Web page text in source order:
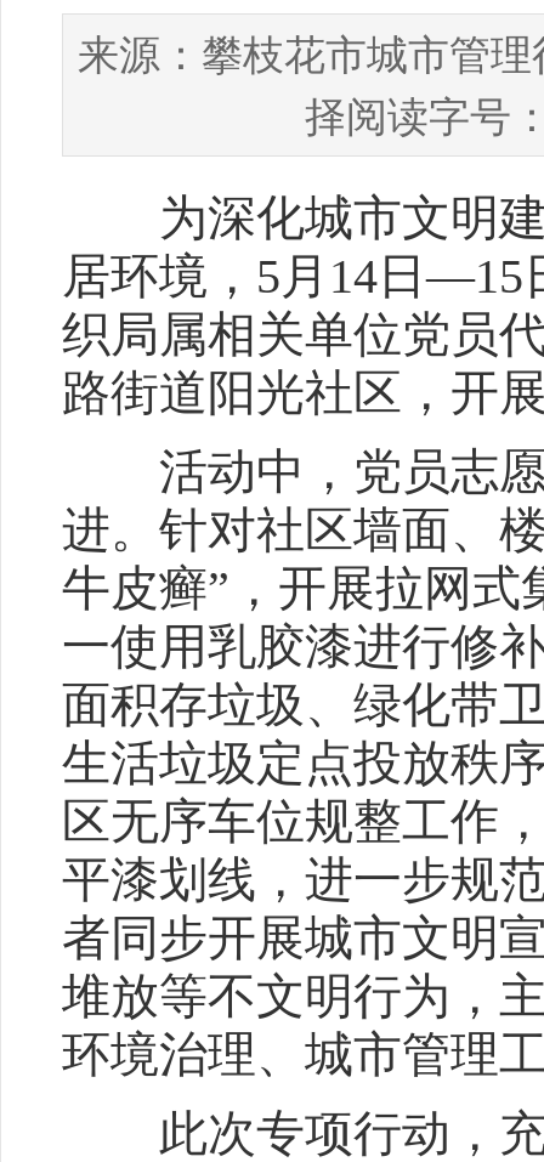
来源： 攀枝花市城市管
择阅读字号
为深化城市文明建
居环境，5月14日—15
织局属相关单位党员
路街道阳光社区，开
活动中，党员志愿
进。针对社区墙面、
牛皮癣”，开展拉网
一使用乳胶漆进行修
面积存垃圾、绿化带
生活垃圾定点投放秩
区无序车位规整工作
平漆划线，进一步规
者同步开展城市文明
堆放等不文明行为，
环境治理、城市管理
此次专项行动，充